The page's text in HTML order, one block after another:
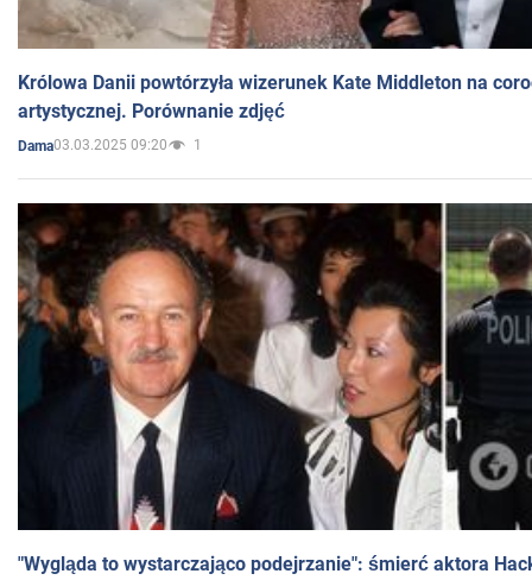
Królowa Danii powtórzyła wizerunek Kate Middleton na
artystycznej. Porównanie zdjęć
Dama03.03.2025 09:20 1
"Wygląda to wystarczająco podejrzanie": śmierć aktora